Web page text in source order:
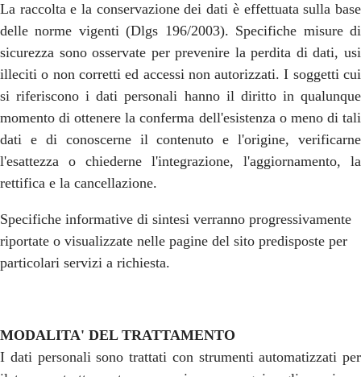
La raccolta e la conservazione dei dati è effettuata sulla base
delle norme vigenti (Dlgs 196/2003). Specifiche misure di
sicurezza sono osservate per prevenire la perdita di dati, usi
illeciti o non corretti ed accessi non autorizzati. I soggetti cui
si riferiscono i dati personali hanno il diritto in qualunque
momento di ottenere la conferma dell'esistenza o meno di tali
dati e di conoscerne il contenuto e l'origine, verificarne
l'esattezza o chiederne l'integrazione, l'aggiornamento, la
rettifica e la cancellazione.
Specifiche informative di sintesi verranno progressivamente
riportate o visualizzate nelle pagine del sito predisposte per
particolari servizi a richiesta.
MODALITA' DEL TRATTAMENTO
I dati personali sono trattati con strumenti automatizzati per